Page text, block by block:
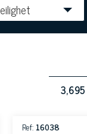
3,695
Ref: 16038